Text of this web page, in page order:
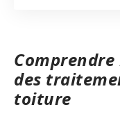
des
toiture